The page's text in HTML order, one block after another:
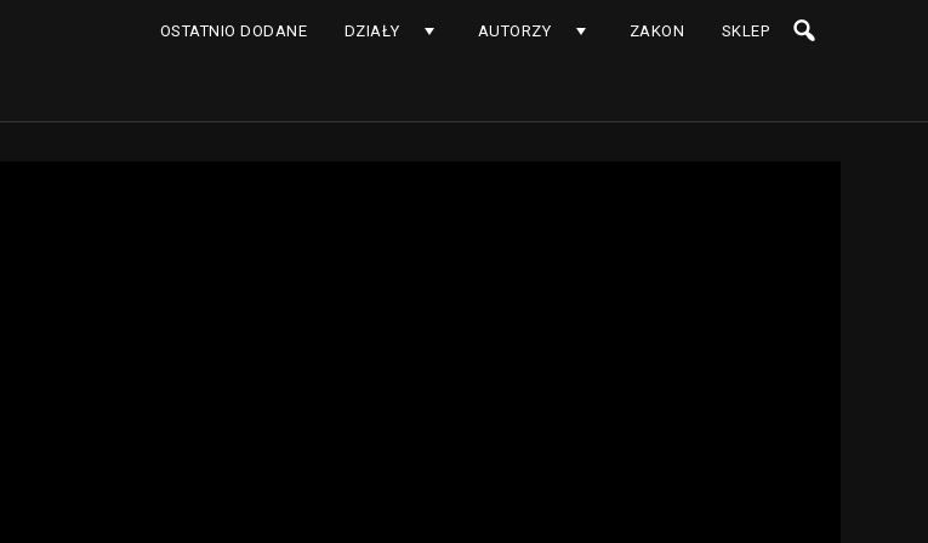
OSTATNIO DODANE DZIAŁY AUTORZY ZAKON SKLEP